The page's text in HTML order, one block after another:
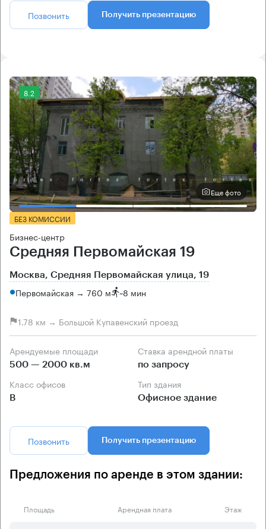
Позвонить Получить презентацию
8.2
Еще фото
БЕЗ КОМИССИИ
Бизнес-центр
Средняя Первомайская 19
Москва, Средняя Первомайская улица, 19
Первомайская → 760 м ~8 мин
1.78 км → Большой Купавенский проезд
Арендуемые площади
500 — 2000 кв.м
Ставка арендной платы
по запросу
Класс офисов
B
Тип здания
Офисное здание
Позвонить Получить презентацию
Предложения по аренде в этом здании:
Площадь Арендная плата Этаж